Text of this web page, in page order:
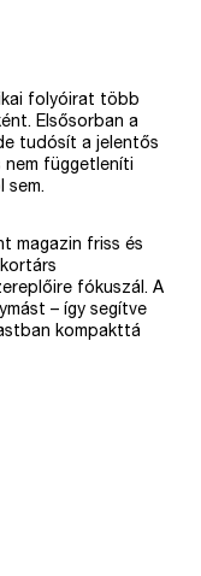
folyóirat több
Elsősorban a
tudósít a jelentős
nem függetleníti
sem.
magazin friss és
fókuszál. A
– így segítve
kompakttá